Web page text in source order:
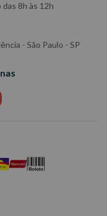
das 8h às 12h
- São Paulo - SP